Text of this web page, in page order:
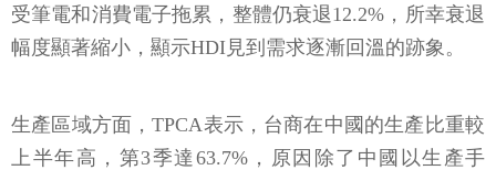
受筆電和消費電子拖累，整體仍衰退12.2%，所幸衰退
幅度顯著縮小，顯示HDI見到需求逐漸回溫的跡象。
生產區域方面，TPCA表示，台商在中國的生產比重較
上半年高，第3季達63.7%，原因除了中國以生產手